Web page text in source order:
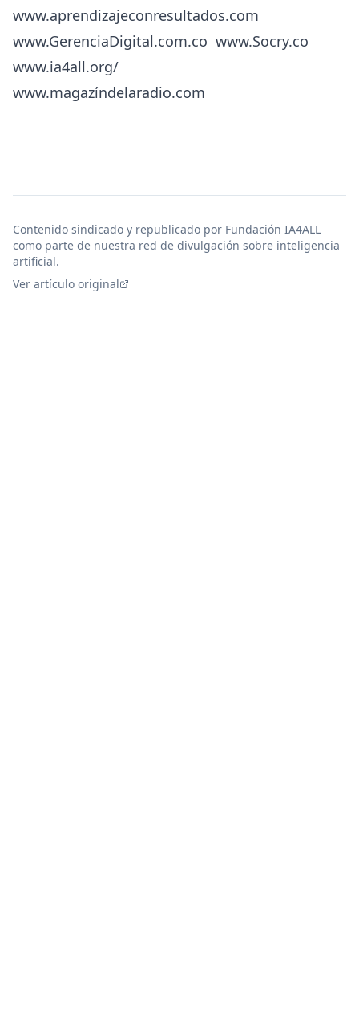
www.aprendizajeconresultados.com
www.GerenciaDigital.com.co www.Socry.co
www.ia4all.org/
www.magazíndelaradio.com
Contenido sindicado y republicado por Fundación IA4ALL
como parte de nuestra red de divulgación sobre inteligencia
artificial.
Ver artículo original